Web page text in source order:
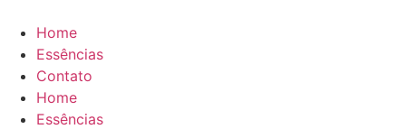
para
conteúdo
Home
Essências
Contato
Home
Essências